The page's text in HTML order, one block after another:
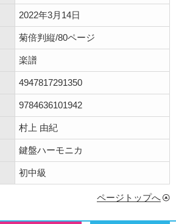
2022年3月14日
菊倍判縦/80ページ
楽譜
4947817291350
9784636101942
村上 由紀
鍵盤ハーモニカ
初中級
ページトップへ